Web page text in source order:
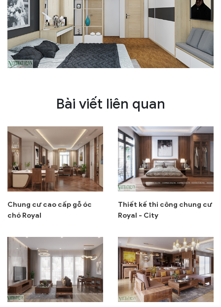
Bài viết liên quan
Chung cư cao cấp gỗ óc
chó Royal
Thiết kế thi công chung cư
Royal - City